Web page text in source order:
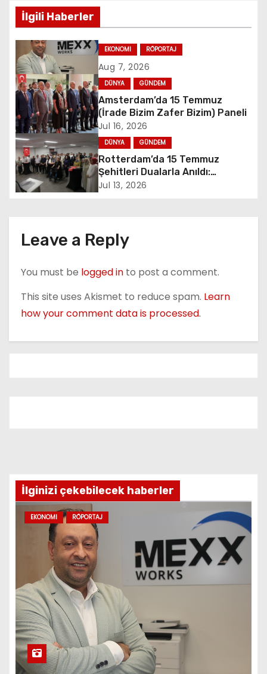
t
n
a
v
i
g
a
o
n
İlgili Haberler
EKONOMI RÖPORTAJ
Aug 7, 2026
DÜNYA GÜNDEM
Amsterdam’da 15 Temmuz
(İrade Bizim Zafer Bizim) Paneli
Jul 16, 2026
DÜNYA GÜNDEM
Rotterdam’da 15 Temmuz
Şehitleri Dualarla Anıldı:
“Demokrasiye Sahip Çıkmanın
Jul 13, 2026
Leave a Reply
You must be logged in to post a comment.
This site uses Akismet to reduce spam. Learn
how your comment data is processed.
İlginizi çekebilecek haberler
EKONOMI RÖPORTAJ